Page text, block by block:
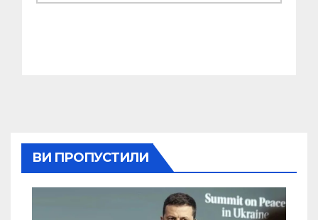
ВИ ПРОПУСТИЛИ